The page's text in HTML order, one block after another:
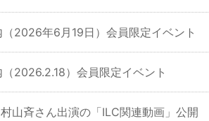
2026年6月19日）会員限定イベント
2026.2.18）会員限定イベント
山斉さん出演の「ILC関連動画」公開